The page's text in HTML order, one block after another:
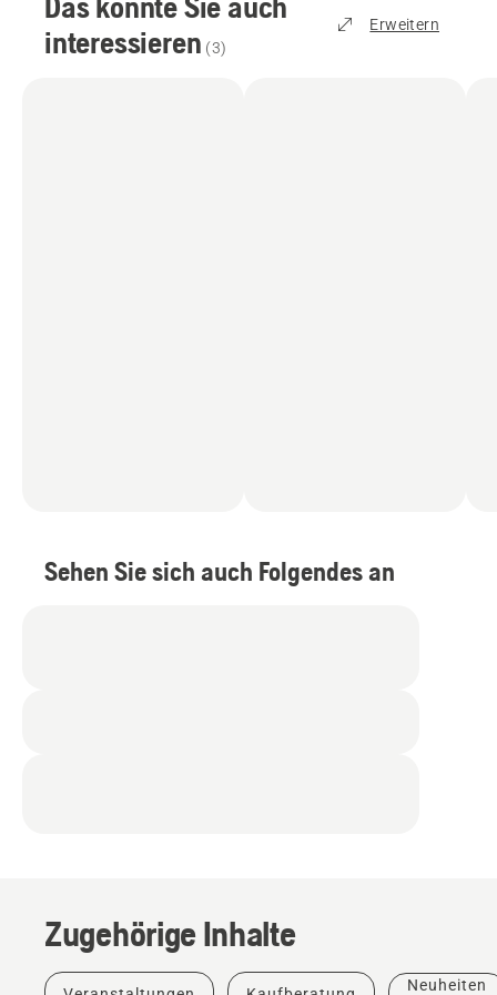
interessieren (3)
Erweitern
Sehen Sie sich auch Folgendes an
Zugehörige Inhalte
Neuheiten